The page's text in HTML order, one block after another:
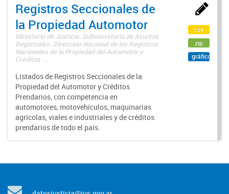
Registros Seccionales de
la Propiedad Automotor
Ministerio de Justicia. Subsecretaría de Asuntos
Registrales. Dirección Nacional de los Registros
Nacionales de la Propiedad del Automotor y
Créditos ...
Listados de Registros Seccionales de la
Propiedad del Automotor y Créditos
Prendarios, con competencia en
automotores, motovehículos, maquinarias
agrícolas, viales e industriales y de créditos
prendarios de todo el país.
csv
zip
gráfico